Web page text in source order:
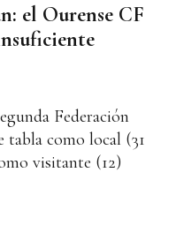
el Ourense CF
Federación
tabla como local (31
visitante (12)